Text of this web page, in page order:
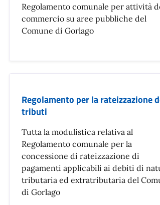
Regolamento comunale per attività
commercio su aree pubbliche del
Comune di Gorlago
Regolamento per la rateizzazione
tributi
Tutta la modulistica relativa al
Regolamento comunale per la
concessione di rateizzazione di
pagamenti applicabili ai debiti di
tributaria ed extratributaria del
di Gorlago